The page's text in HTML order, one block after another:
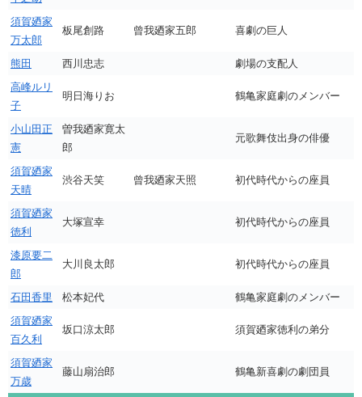
須賀廼家
万太郎
板尾創路 曾我廼家五郎 喜劇の巨人
熊田 西川忠志
劇場の支配人
高峰ルリ
子
明日海りお 鶴亀家庭劇のメンバー
小山田正
憲
曽我廼家寛太
郎
元歌舞伎出身の俳優
須賀廼家
天晴
渋谷天笑 曾我廼家天照 初代時代からの座員
須賀廼家
徳利
大塚宣幸 初代時代からの座員
漆原要二
郎
大川良太郎 初代時代からの座員
石田香里 松本妃代
鶴亀家庭劇のメンバー
須賀廼家
百久利
坂口涼太郎 須賀廼家徳利の弟分
須賀廼家
万歳
藤山扇治郎 鶴亀新喜劇の劇団員